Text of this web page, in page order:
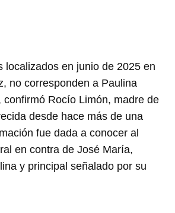
localizados en junio de 2025 en
no corresponden a Paulina
confirmó Rocío Limón, madre de
desde hace más de una
fue dada a conocer al
en contra de José María,
y principal señalado por su